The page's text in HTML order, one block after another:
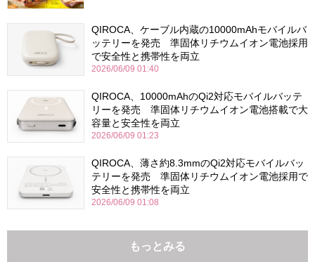
QIROCA、ケーブル内蔵の10000mAhモバイルバ
ッテリーを発売 準固体リチウムイオン電池採用
で安全性と携帯性を両立
2026/06/09 01:40
QIROCA、10000mAhのQi2対応モバイルバッテ
リーを発売 準固体リチウムイオン電池搭載で大
容量と安全性を両立
2026/06/09 01:23
QIROCA、薄さ約8.3mmのQi2対応モバイルバッ
テリーを発売 準固体リチウムイオン電池採用で
安全性と携帯性を両立
2026/06/09 01:08
もっとみる